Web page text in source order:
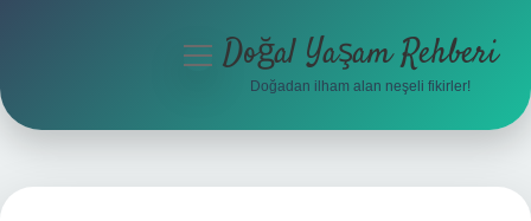
menüyüDoğal Yaşam Rehberi
Doğadan ilham alan neşeli fikirler!